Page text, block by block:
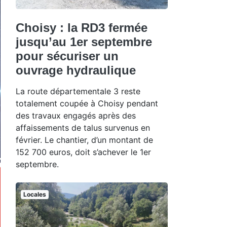
Choisy : la RD3 fermée
jusqu’au 1er septembre
pour sécuriser un
ouvrage hydraulique
La route départementale 3 reste
totalement coupée à Choisy pendant
des travaux engagés après des
affaissements de talus survenus en
février. Le chantier, d’un montant de
152 700 euros, doit s’achever le 1er
septembre.
Locales